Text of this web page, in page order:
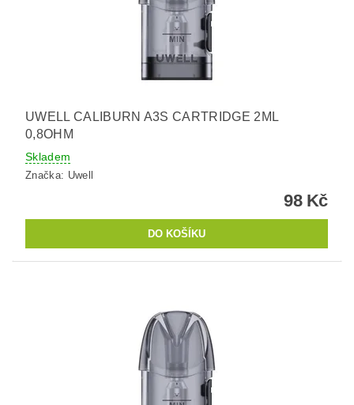
UWELL CALIBURN A3S CARTRIDGE 2ML
0,8OHM
Skladem
Značka: Uwell
98 Kč